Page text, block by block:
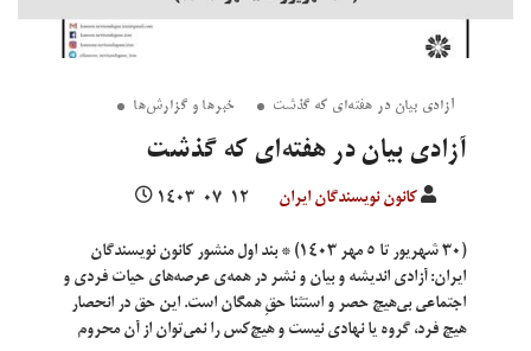
آزادی بیان در هفته‌ای که گذشت خبرها و گزارش‌ها
آزادی بیان در هفته‌ای که گذشت
کانون نویسندگان ایران ۱۴۰۳-۰۷-۱۲
(۳۰ شهریور تا ۵ مهر ۱۴۰۳) * بند اول منشور کانون نویسندگان
ایران: آزادی اندیشه و بیان و نشر در همه‌ی عرصه‌های حیات فردی و
اجتماعی بی‌هیچ حصر و استثنا حقِ همگان است. این حق در انحصار
هیچ فرد، گروه یا نهادی نیست و هیچ‌کس را نمی‌توان از آن محروم